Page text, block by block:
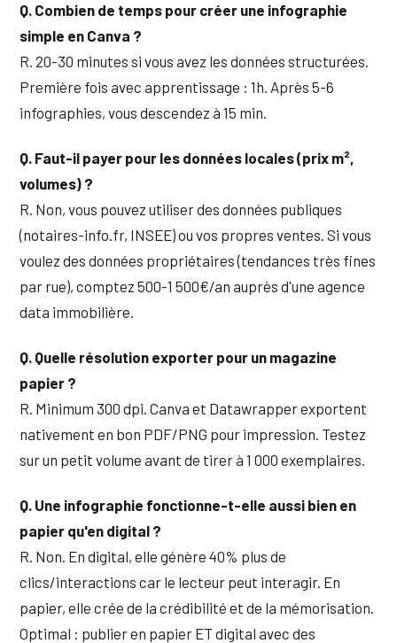
Q. Combien de temps pour créer une infographie
simple en Canva ?
R. 20-30 minutes si vous avez les données structurées.
Première fois avec apprentissage : 1h. Après 5-6
infographies, vous descendez à 15 min.
Q. Faut-il payer pour les données locales (prix m²,
volumes) ?
R. Non, vous pouvez utiliser des données publiques
(notaires-info.fr, INSEE) ou vos propres ventes. Si vous
voulez des données propriétaires (tendances très fines
par rue), comptez 500-1 500€/an auprès d'une agence
data immobilière.
Q. Quelle résolution exporter pour un magazine
papier ?
R. Minimum 300 dpi. Canva et Datawrapper exportent
nativement en bon PDF/PNG pour impression. Testez
sur un petit volume avant de tirer à 1 000 exemplaires.
Q. Une infographie fonctionne-t-elle aussi bien en
papier qu'en digital ?
R. Non. En digital, elle génère 40% plus de
clics/interactions car le lecteur peut interagir. En
papier, elle crée de la crédibilité et de la mémorisation.
Optimal : publier en papier ET digital avec des